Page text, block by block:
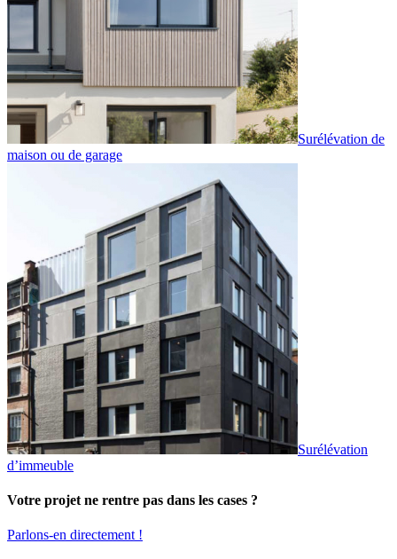
Surélévation de
maison ou de garage
Surélévation
d’immeuble
Votre projet ne rentre pas dans les cases ?
Parlons-en directement !